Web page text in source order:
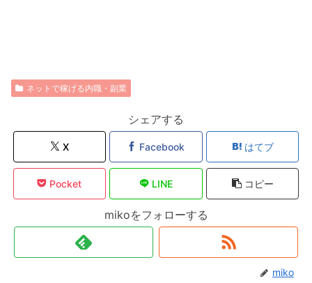
ネットで稼げる内職・副業
シェアする
X Facebook はてブ
Pocket LINE コピー
mikoをフォローする
miko